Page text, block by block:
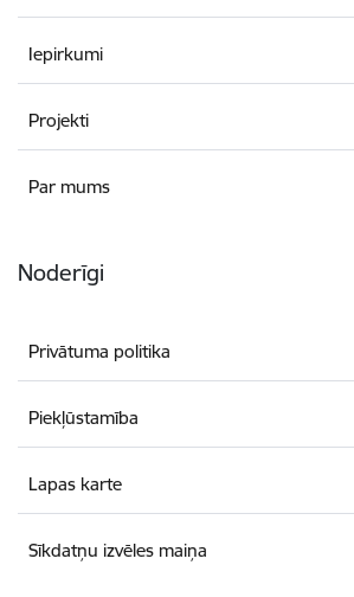
Iepirkumi
Projekti
Par mums
Noderīgi
Privātuma politika
Piekļūstamība
Lapas karte
Sīkdatņu izvēles maiņa